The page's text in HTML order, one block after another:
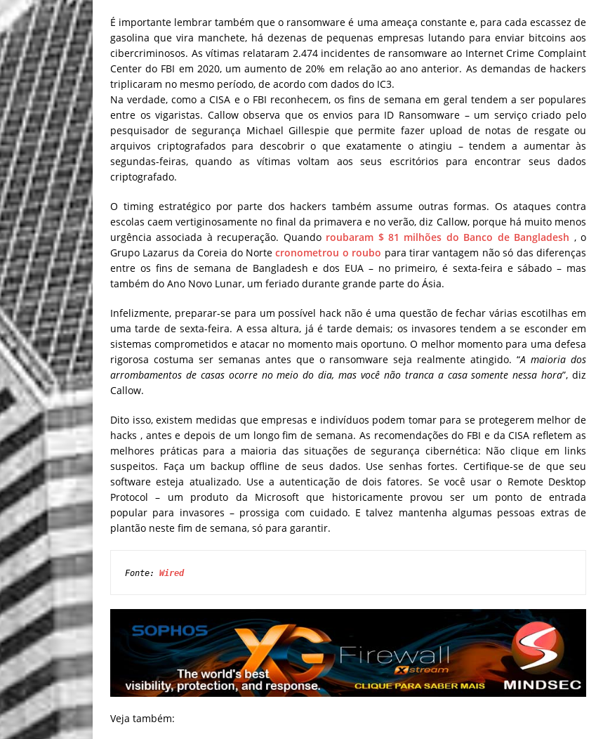
É importante lembrar também que o ransomware é uma ameaça constante e, para cada escassez de
gasolina que vira manchete, há dezenas de pequenas empresas lutando para enviar bitcoins aos
cibercriminosos. As vítimas relataram 2.474 incidentes de ransomware ao Internet Crime Complaint
Center do FBI em 2020, um aumento de 20% em relação ao ano anterior. As demandas de hackers
triplicaram no mesmo período, de acordo com dados do IC3.
Na verdade, como a CISA e o FBI reconhecem, os fins de semana em geral tendem a ser populares
entre os vigaristas. Callow observa que os envios para ID Ransomware – um serviço criado pelo
pesquisador de segurança Michael Gillespie que permite fazer upload de notas de resgate ou
arquivos criptografados para descobrir o que exatamente o atingiu – tendem a aumentar às
segundas-feiras, quando as vítimas voltam aos seus escritórios para encontrar seus dados
criptografado.
O timing estratégico por parte dos hackers também assume outras formas. Os ataques contra
escolas caem vertiginosamente no final da primavera e no verão, diz Callow, porque há muito menos
urgência associada à recuperação. Quando roubaram $ 81 milhões do Banco de Bangladesh , o
Grupo Lazarus da Coreia do Nortecronometrou o roubo para tirar vantagem não só das diferenças
entre os fins de semana de Bangladesh e dos EUA – no primeiro, é sexta-feira e sábado – mas
também do Ano Novo Lunar, um feriado durante grande parte do Ásia.
Infelizmente, preparar-se para um possível hack não é uma questão de fechar várias escotilhas em
uma tarde de sexta-feira. A essa altura, já é tarde demais; os invasores tendem a se esconder em
sistemas comprometidos e atacar no momento mais oportuno. O melhor momento para uma defesa
rigorosa costuma ser semanas antes que o ransomware seja realmente atingido. “A maioria dos
arrombamentos de casas ocorre no meio do dia, mas você não tranca a casa somente nessa hora”, diz
Callow.
Dito isso, existem medidas que empresas e indivíduos podem tomar para se protegerem melhor de
hacks , antes e depois de um longo fim de semana. As recomendações do FBI e da CISA refletem as
melhores práticas para a maioria das situações de segurança cibernética: Não clique em links
suspeitos. Faça um backup offline de seus dados. Use senhas fortes. Certifique-se de que seu
software esteja atualizado. Use a autenticação de dois fatores. Se você usar o Remote Desktop
Protocol – um produto da Microsoft que historicamente provou ser um ponto de entrada
popular para invasores – prossiga com cuidado. E talvez mantenha algumas pessoas extras de
plantão neste fim de semana, só para garantir.
Fonte: Wired
Veja também: